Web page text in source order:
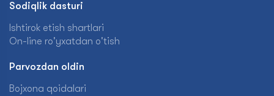
Sodiqlik dasturi
Ishtirok etish shartlari
On-line ro'yxatdan o'tish
Parvozdan oldin
Bojxona qoidalari